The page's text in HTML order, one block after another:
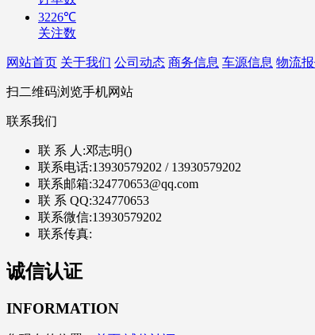
3226℃
关注数
网站首页 关于我们 公司动态 商务信息 车源信息 物流
扫二维码浏览手机网站
联系我们
联 系 人:邓志明()
联系电话:13930579202 / 13930579202
联系邮箱:324770653@qq.com
联 系 QQ:324770653
联系微信:13930579202
联系传真:
诚信认证
INFORMATION